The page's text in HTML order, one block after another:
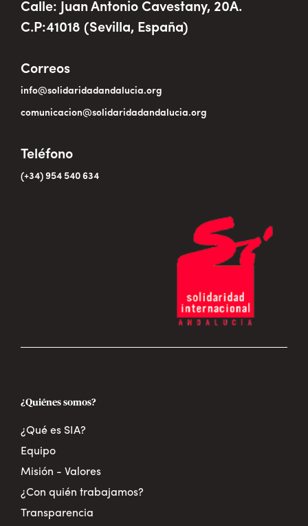
Calle: Juan Antonio Cavestany, 20A.
C.P:41018 (Sevilla, España)
Correos
info@solidaridadandalucia.org
comunicacion@solidaridadandalucia.org
Teléfono
(+34) 954 540 634
¿Quiénes somos?
¿Qué es SIA?
Equipo
Misión - Valores
¿Con quién trabajamos?
Transparencia